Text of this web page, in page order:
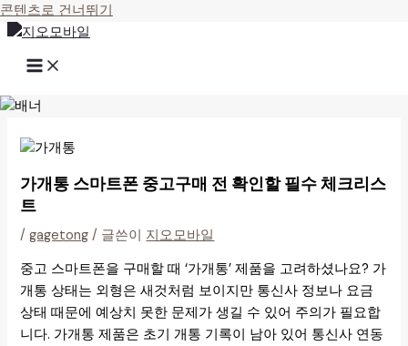
콘텐츠로 건너뛰기
가개통 스마트폰 중고구매 전 확인할 필수 체크리스
트
/gagetong / 글쓴이 지오모바일
중고 스마트폰을 구매할 때 ‘가개통’ 제품을 고려하셨나요? 가
개통 상태는 외형은 새것처럼 보이지만 통신사 정보나 요금
상태 때문에 예상치 못한 문제가 생길 수 있어 주의가 필요합
니다. 가개통 제품은 초기 개통 기록이 남아 있어 통신사 연동